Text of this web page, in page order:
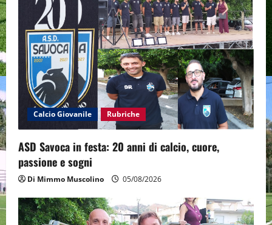
a
n
Calcio Giovanile Rubriche
ASD Savoca in festa: 20 anni di calcio, cuore,
passione e sogni
Di Mimmo Muscolino 05/08/2026